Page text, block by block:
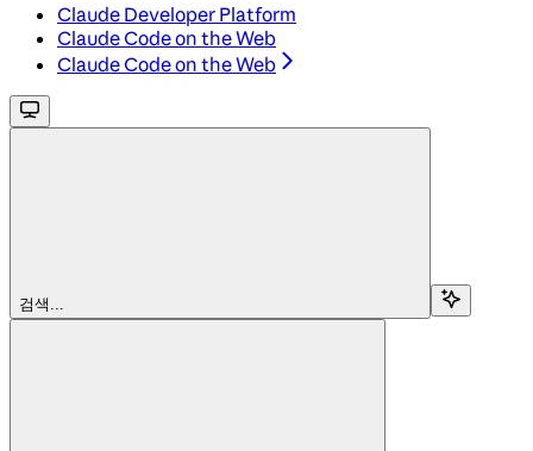
Claude Developer Platform
Claude Code on the Web
Claude Code on the Web
검색...